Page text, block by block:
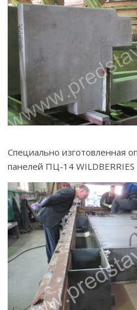
Специально изготовленная
панелей ПЦ-14